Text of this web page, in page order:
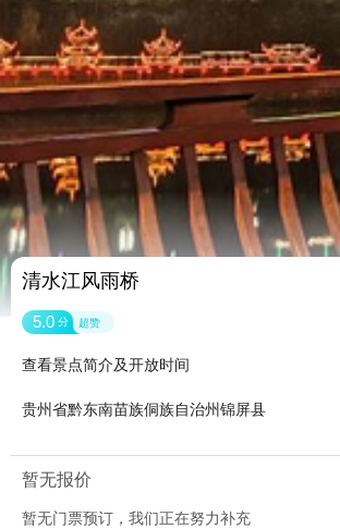
清水江风雨桥
5.0 分 超赞
查看景点简介及开放时间
贵州省黔东南苗族侗族自治州锦屏县
暂无报价
暂无门票预订，我们正在努力补充